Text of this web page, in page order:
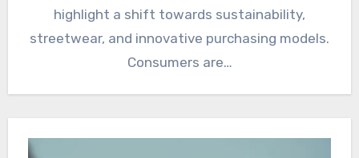
highlight a shift towards sustainability,
streetwear, and innovative purchasing models.
Consumers are…